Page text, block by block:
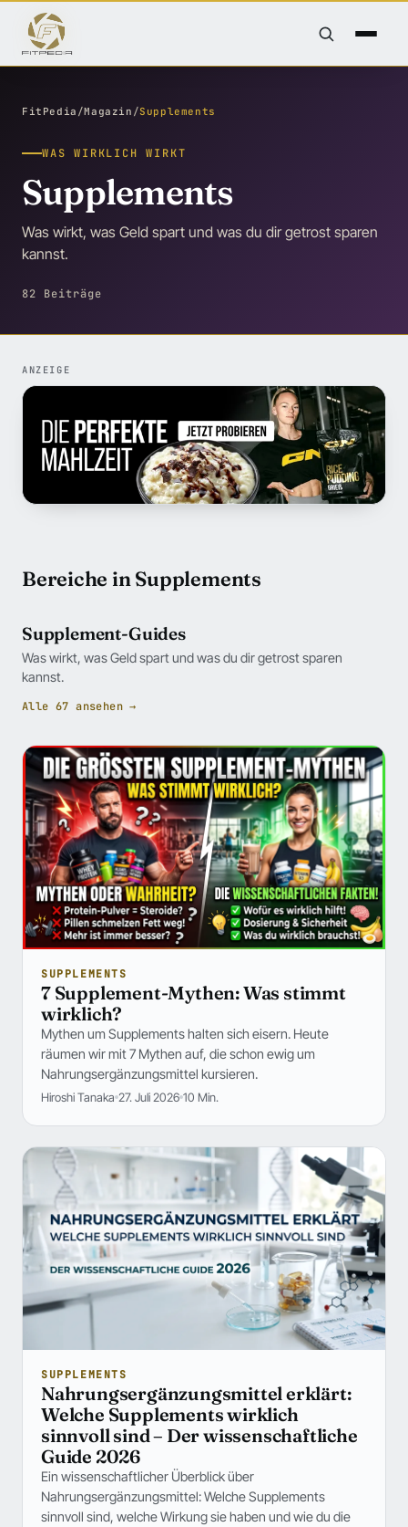
FitPedia /Magazin /Supplements
WAS WIRKLICH WIRKT
Supplements
Was wirkt, was Geld spart und was du dir getrost sparen
kannst.
82 Beiträge
ANZEIGE
Bereiche in Supplements
Supplement-Guides
Was wirkt, was Geld spart und was du dir getrost sparen
kannst.
Alle 67 ansehen →
SUPPLEMENTS
7 Supplement-Mythen: Was stimmt
wirklich?
Mythen um Supplements halten sich eisern. Heute
räumen wir mit 7 Mythen auf, die schon ewig um
Nahrungsergänzungsmittel kursieren.
Hiroshi Tanaka 27. Juli 2026 10 Min.
SUPPLEMENTS
Nahrungsergänzungsmittel erklärt:
Welche Supplements wirklich
sinnvoll sind – Der wissenschaftliche
Guide 2026
Ein wissenschaftlicher Überblick über
Nahrungsergänzungsmittel: Welche Supplements
sinnvoll sind, welche Wirkung sie haben und wie du die